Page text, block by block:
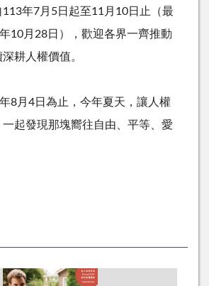
113年7月 5日起至11 月 10日止（最
年10月 28日），歡迎各界一齊推動
耕人權價值。
年8月 4日為止，今年夏天，讓人權
起發現那塊嚮往自由、平等、愛